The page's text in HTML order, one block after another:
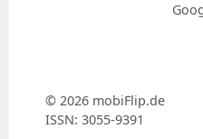
© 2026 mobiFlip.de
ISSN: 3055-9391